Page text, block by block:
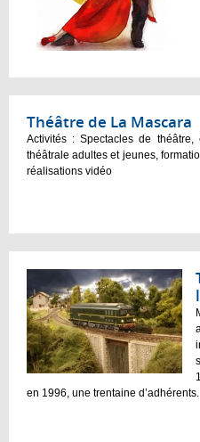
Théâtre de La Mascara
Activités : Spectacles de théâtre,
théâtrale adultes et jeunes,
réalisations vidéo
en 1996, une trentaine d’adhérents.